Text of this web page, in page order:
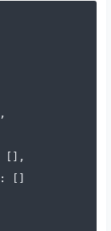
[],
:
[]